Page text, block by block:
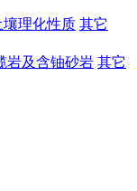
壤理化性质 其它
岩及含铀砂岩 其它